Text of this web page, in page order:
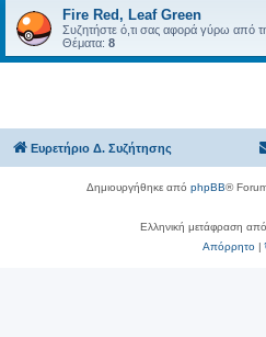
Fire Red, Leaf Green
Συζητήστε ό,τι σας αφορά γύρω από
Θέματα: 8
Ευρετήριο Δ. Συζήτησης
Δημιουργήθηκε από phpBB®
Ελληνική μετάφραση
Απόρρητο|